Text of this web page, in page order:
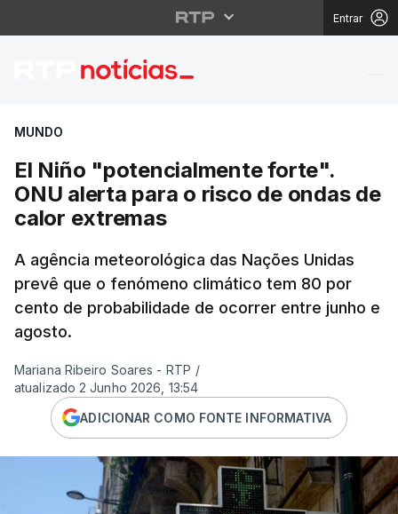
Entrar
El Niño
MUNDO
El Niño "potencialmente forte".
ONU alerta para o risco de ondas de
calor extremas
A agência meteorológica das Nações Unidas
prevê que o fenómeno climático tem 80 por
cento de probabilidade de ocorrer entre junho e
agosto.
Mariana Ribeiro Soares - RTP /
atualizado 2 Junho 2026, 13:54
ADICIONAR COMO FONTE INFORMATIVA